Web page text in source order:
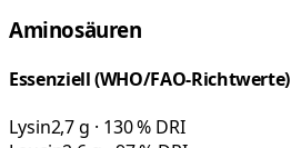
Aminosäuren
Essenziell (WHO/FAO-Richtwerte)
Lysin2,7 g · 130 % DRI